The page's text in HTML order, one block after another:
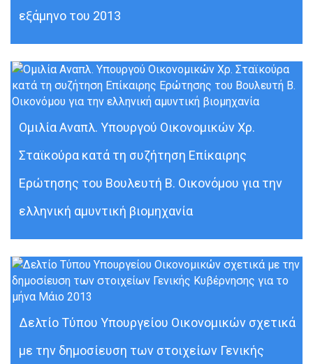
εξάμηνο του 2013
Ομιλία Αναπλ. Υπουργού Οικονομικών Χρ.
Σταϊκούρα κατά τη συζήτηση Επίκαιρης
Ερώτησης του Βουλευτή Β. Οικονόμου για την
ελληνική αμυντική βιομηχανία
Δελτίο Τύπου Υπουργείου Οικονομικών σχετικά
με την δημοσίευση των στοιχείων Γενικής